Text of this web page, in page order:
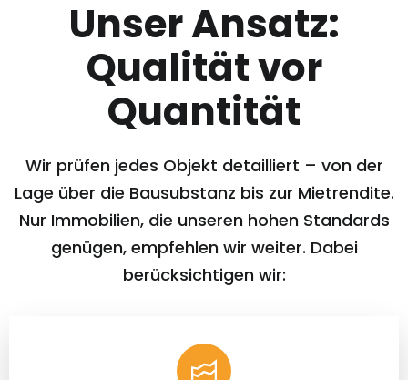
Unser Ansatz:
Qualität vor
Quantität
Wir prüfen jedes Objekt detailliert – von der
Lage über die Bausubstanz bis zur Mietrendite.
Nur Immobilien, die unseren hohen Standards
genügen, empfehlen wir weiter. Dabei
berücksichtigen wir: